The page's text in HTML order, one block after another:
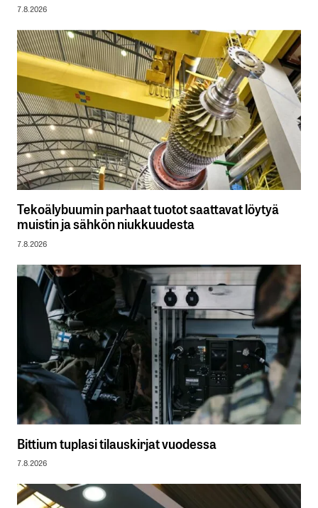
7.8.2026
Tekoälybuumin parhaat tuotot saattavat löytyä
muistin ja sähkön niukkuudesta
7.8.2026
Bittium tuplasi tilauskirjat vuodessa
7.8.2026